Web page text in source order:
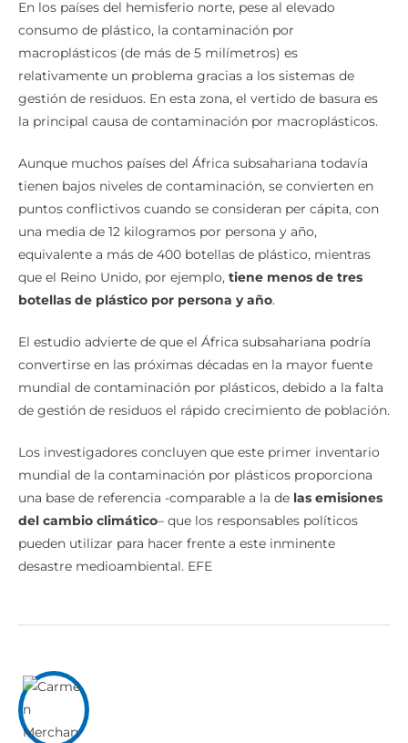
En los países del hemisferio norte, pese al elevado
consumo de plástico, la contaminación por
macroplásticos (de más de 5 milímetros) es
relativamente un problema gracias a los sistemas de
gestión de residuos. En esta zona, el vertido de basura es
la principal causa de contaminación por macroplásticos.
Aunque muchos países del África subsahariana todavía
tienen bajos niveles de contaminación, se convierten en
puntos conflictivos cuando se consideran per cápita, con
una media de 12 kilogramos por persona y año,
equivalente a más de 400 botellas de plástico, mientras
que el Reino Unido, por ejemplo, tiene menos de tres
botellas de plástico por persona y año.
El estudio advierte de que el África subsahariana podría
convertirse en las próximas décadas en la mayor fuente
mundial de contaminación por plásticos, debido a la falta
de gestión de residuos el rápido crecimiento de población.
Los investigadores concluyen que este primer inventario
mundial de la contaminación por plásticos proporciona
una base de referencia -comparable a la de las emisiones
del cambio climático– que los responsables políticos
pueden utilizar para hacer frente a este inminente
desastre medioambiental. EFE